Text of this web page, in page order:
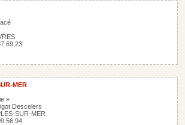
MER
»
Descelers
SUR-MER